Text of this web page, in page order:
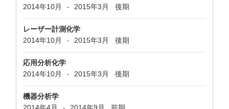
2014年10月
- 2015年3月 後期
レーザー計測化学
2014年10月
- 2015年3月 後期
応用分析化学
2014年10月
- 2015年3月 後期
機器分析学